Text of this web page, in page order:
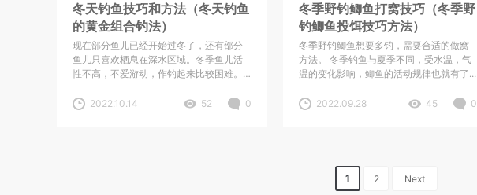
冬天钓鱼技巧和方法（冬天钓鱼
的黄金组合钓法）
现在部分鱼儿已经开始过冬了，还有部分
鱼儿只喜欢栖息在深水区域。冬季鱼儿活
性不高，不爱游动，作钓起来比较困难。
2022.10.14
52 0
冬季野钓鲫鱼打窝技巧（冬季野
钓鲫鱼投饵技巧方法）
冬季野钓鲫鱼想要多钓，需要合适的做窝
方法。 冬季钓鱼与夏季不同，受水温，气
温的变化影响，鲫鱼的活动规律也就有了...
2022.09.28 45 0
1 2 Next